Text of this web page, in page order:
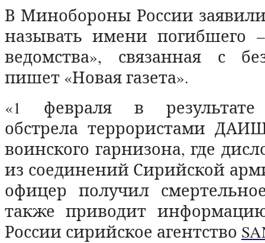
В Минобороны России
называть имени погибшего
ведомства», связанная с
пишет «Новая газета».
«1 февраля в результате
обстрела террористами
воинского гарнизона, где
из соединений Сирийской
офицер получил
также приводит
России сирийское агентство